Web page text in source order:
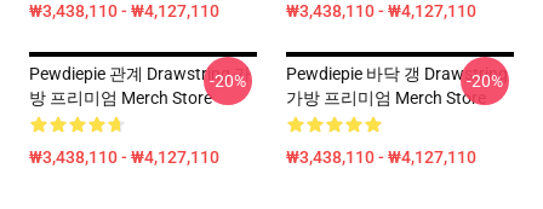
₩3,438,110 - ₩4,127,110 ₩3,438,110 - ₩4,127,110
Pewdiepie 관계 Drawstring 가
방 프리미엄 Merch Store
₩3,438,110 - ₩4,127,110
-20%
Pewdiepie 바닥 갱 Drawstring
가방 프리미엄 Merch Store
₩3,438,110 - ₩4,127,110
-20%